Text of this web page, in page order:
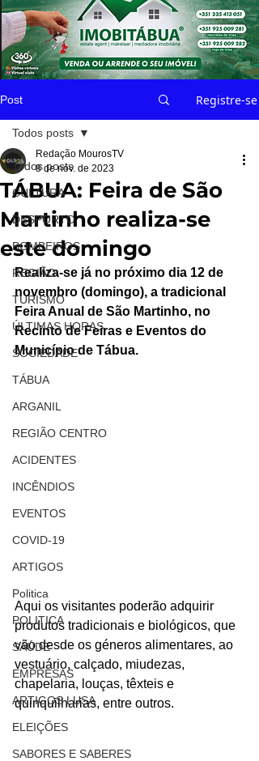
Post Registre-se
Todos posts
CULTURA
DESPORTO
BOMBEIROS
REGIÃO
TURISMO
ÚLTIMAS HORAS
SOCIEDADE
TÁBUA
ARGANIL
REGIÃO CENTRO
ACIDENTES
INCÊNDIOS
EVENTOS
COVID-19
ARTIGOS
Politica
POLITICA
SAÚDE
EMPRESAS
ARTIGOS LUSA
ELEIÇÕES
SABORES E SABERES
Todos posts
TÁBUA: Feira de São
Martinho realiza-se
este domingo
Redação MourosTV
8 de nov. de 2023
Realiza-se já no próximo dia 12 de
novembro (domingo), a tradicional
Feira Anual de São Martinho, no
Recinto de Feiras e Eventos do
Município de Tábua.
Aqui os visitantes poderão adquirir
produtos tradicionais e biológicos, que
vão desde os géneros alimentares, ao
vestuário, calçado, miudezas,
chapelaria, louças, têxteis e
quinquilharias, entre outros.